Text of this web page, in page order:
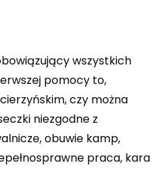
wszystkich
pomocy to,
czy można
niezgodne z
obuwie kamp,
praca, kara